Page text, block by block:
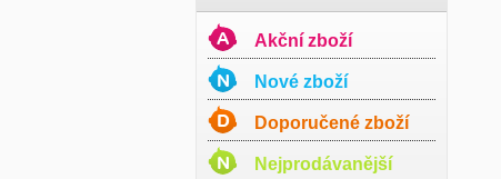
Akční zboží
Nové zboží
Doporučené zboží
Nejprodávanější